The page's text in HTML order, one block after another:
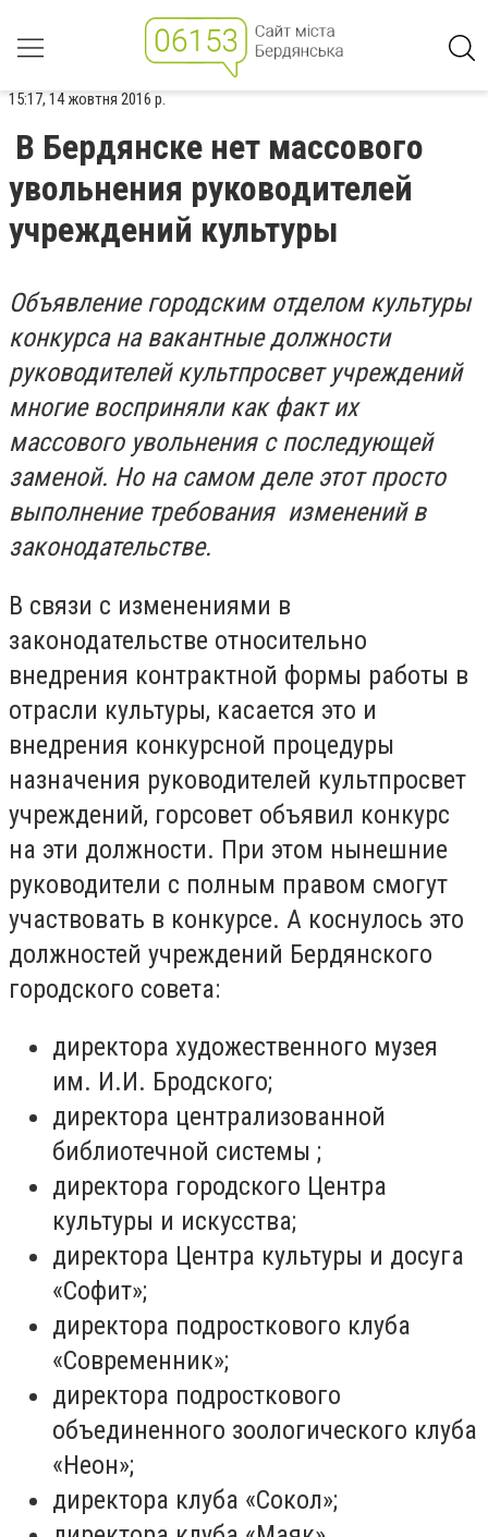
15:17, 14 жовтня 2016 р.
В Бердянске нет массового
увольнения руководителей
учреждений культуры
Объявление городским отделом культуры
конкурса на вакантные должности
руководителей культпросвет учреждений
многие восприняли как факт их
массового увольнения с последующей
заменой. Но на самом деле этот просто
выполнение требования изменений в
законодательстве.
В связи с изменениями в
законодательстве относительно
внедрения контрактной формы работы в
отрасли культуры, касается это и
внедрения конкурсной процедуры
назначения руководителей культпросвет
учреждений, горсовет объявил конкурс
на эти должности. При этом нынешние
руководители с полным правом смогут
участвовать в конкурсе. А коснулось это
должностей учреждений Бердянского
городского совета:
директора художественного музея
им. И.И. Бродского;
директора централизованной
библиотечной системы ;
директора городского Центра
культуры и искусства;
директора Центра культуры и досуга
«Софит»;
директора подросткового клуба
«Современник»;
директора подросткового
объединенного зоологического клуба
«Неон»;
директора клуба «Сокол»;